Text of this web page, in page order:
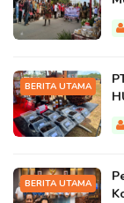
BERITA UTAMA
BERITA UTAMA